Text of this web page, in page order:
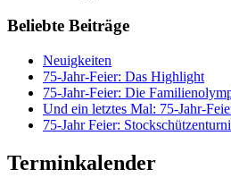
Beliebte Beiträge
Neuigkeiten
75-Jahr-Feier: Das Highlight
75-Jahr-Feier: Die
Und ein letztes Mal: 75-Jahr-
75-Jahr Feier:
Terminkalender